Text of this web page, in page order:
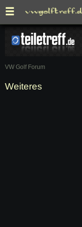
VW Golf Forum
Weiteres